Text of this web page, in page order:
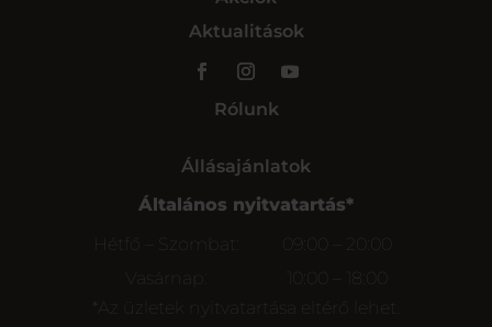
Aktualitások
Rólunk
Állásajánlatok
Általános nyitvatartás*
Hétfő – Szombat:
09:00 – 20:00
Vasárnap:
*Az üzletek nyitvatartása eltérő lehet.